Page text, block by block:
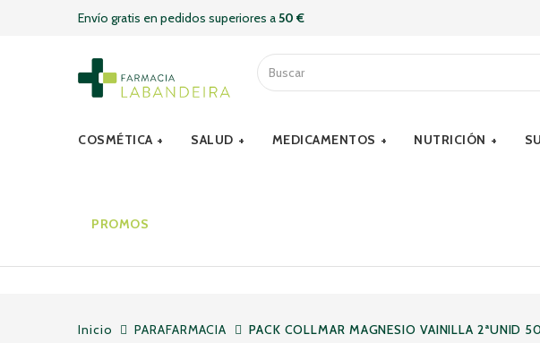
Envío gratis en pedidos superiores a50 €
COSMÉTICA SALUD MEDICAMENTOS NUTRICIÓN
PROMOS
Inicio PARAFARMACIA PACK COLLMAR MAGNESIO VAINILLA 2ªUNID